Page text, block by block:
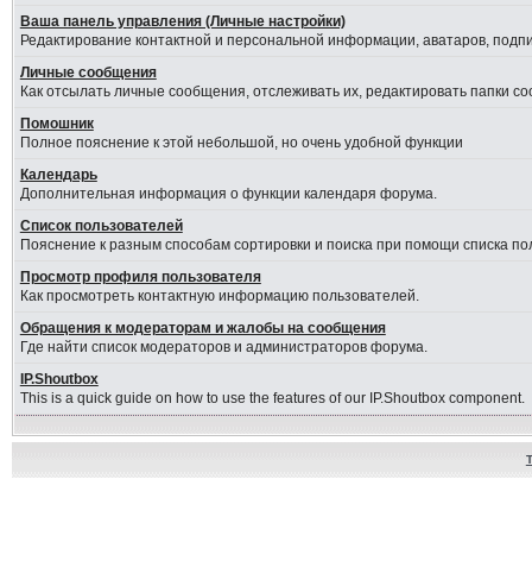
Ваша панель управления (Личные настройки)
Редактирование контактной и персональной информации, аватаров,
Личные сообщения
Как отсылать личные сообщения, отслеживать их, редактировать папки
Помошник
Полное пояснение к этой небольшой, но очень удобной функции
Календарь
Дополнительная информация о функции календаря форума.
Список пользователей
Пояснение к разным способам сортировки и поиска при помощи списка
Просмотр профиля пользователя
Как просмотреть контактную информацию пользователей.
Обращения к модераторам и жалобы на сообщения
Где найти список модераторов и администраторов форума.
IP.Shoutbox
This is a quick guide on how to use the features of our IP.Shoutbox component.